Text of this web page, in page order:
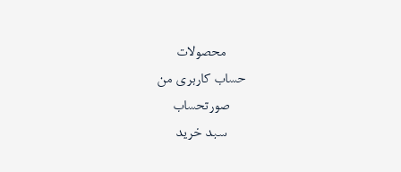
محصولات
حساب کاربری من
صورتحساب
سبد خرید